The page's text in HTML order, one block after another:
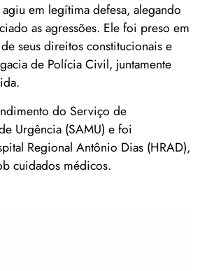
em legítima defesa, alegando
as agressões. Ele foi preso em
seus direitos constitucionais e
de Polícia Civil, juntamente
do Serviço de
Urgência (SAMU) e foi
Regional Antônio Dias (HRAD),
cuidados médicos.